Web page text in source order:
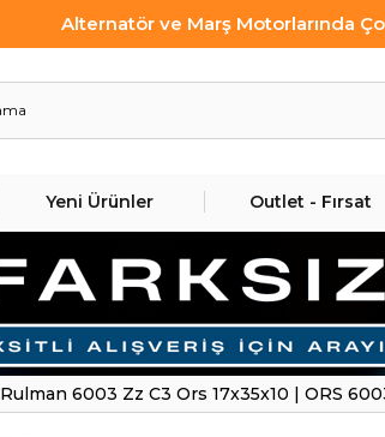
Alternatör ve Marş Motorlarında
Yeni Ürünler Outlet - Fırsat
Rulman 6003 Zz C3 Ors 17x35x10 | ORS